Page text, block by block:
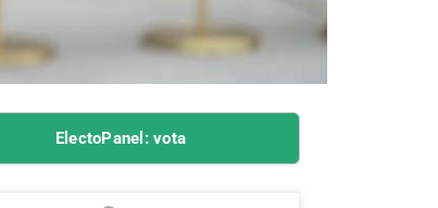
ElectoPanel: vota